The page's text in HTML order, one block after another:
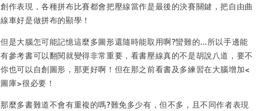
創作表現，各種拼布比賽都會把壓線當作是最後的決賽關鍵，把自由曲
線車好是做拼布的顯學！
但是大腦怎可能記憶這麼多圖形還隨時能取用啊?蠻難的…所以手邊能
有參考書可以翻閱就變得非常重要，看書壓線真的不是胡說八道，要不
你也可以自創圖形，那更好啊！但在那之前看書及多練習在大腦增加<
圖庫>很必要！
那麼多書難道不會有重複的嗎?難免多少有，但不多，且不同作者表現